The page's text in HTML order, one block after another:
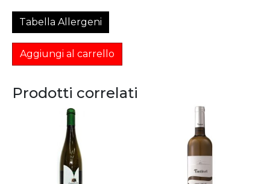
Tabella Allergeni
Aggiungi al carrello
Prodotti correlati